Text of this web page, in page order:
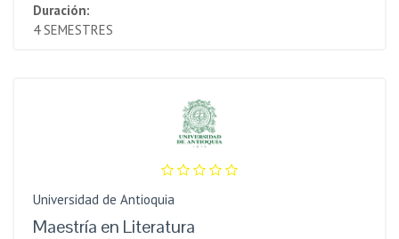
Duración:
4 SEMESTRES
Universidad de Antioquia
Maestría en Literatura